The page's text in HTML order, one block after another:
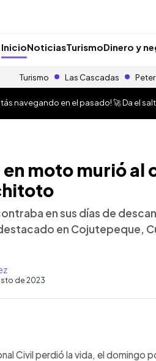
InicioNoticiasTurismoDinero y
Turismo Las Cascadas
navegando en el pasado! 🚀 Da el
moto murió al
en sus días de
en Cojutepeque,
de 2023
Civil perdió la vida, el domingo